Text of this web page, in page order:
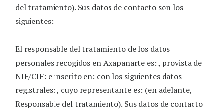
del tratamiento). Sus datos de contacto son los
siguientes:
El responsable del tratamiento de los datos
personales recogidos enAxapanarte es: , provista de
NIF/CIF: e inscrito en: con los siguientes datos
registrales: , cuyo representante es: (en adelante,
Responsable del tratamiento). Sus datos de contacto